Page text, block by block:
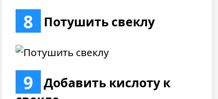
8 Потушить свеклу
9
Добавить кислоту к